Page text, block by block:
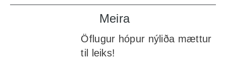
Meira
Öflugur hópur nýliða mættur
til leiks!